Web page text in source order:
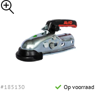
#185130 Op voorraad